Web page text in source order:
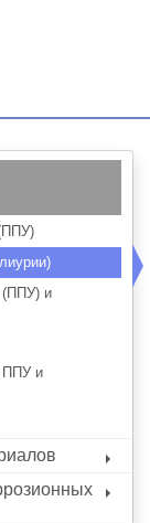
(ППУ) и
ППУ и